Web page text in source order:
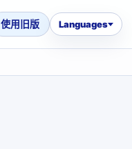
使用旧版 Languages